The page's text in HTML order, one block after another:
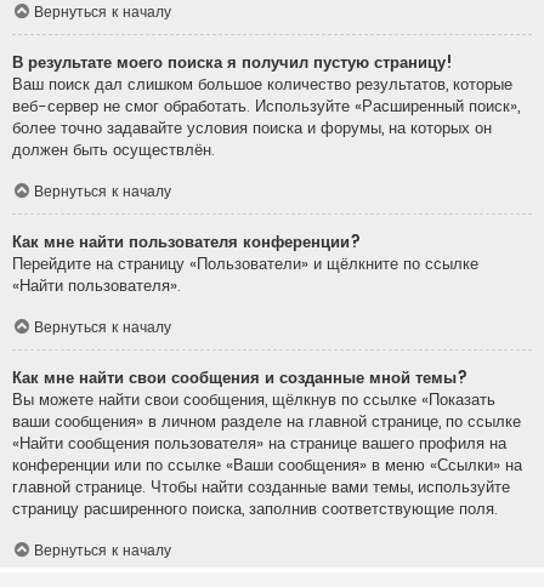
Вернуться к началу
В результате моего поиска я получил пустую страницу!
Ваш поиск дал слишком большое количество результатов, которые
веб-сервер не смог обработать. Используйте «Расширенный поиск»,
более точно задавайте условия поиска и форумы, на которых он
должен быть осуществлён.
Вернуться к началу
Как мне найти пользователя конференции?
Перейдите на страницу «Пользователи» и щёлкните по ссылке
«Найти пользователя».
Вернуться к началу
Как мне найти свои сообщения и созданные мной темы?
Вы можете найти свои сообщения, щёлкнув по ссылке «Показать
ваши сообщения» в личном разделе на главной странице, по ссылке
«Найти сообщения пользователя» на странице вашего профиля на
конференции или по ссылке «Ваши сообщения» в меню «Ссылки» на
главной странице. Чтобы найти созданные вами темы, используйте
страницу расширенного поиска, заполнив соответствующие поля.
Вернуться к началу